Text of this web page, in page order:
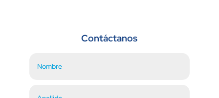
Contáctanos